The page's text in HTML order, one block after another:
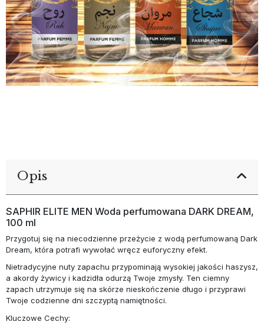
Opis
SAPHIR ELITE MEN Woda perfumowana DARK DREAM,
100 ml
Przygotuj się na niecodzienne przeżycie z wodą perfumowaną Dark
Dream, która potrafi wywołać wręcz euforyczny efekt.
Nietradycyjne nuty zapachu przypominają wysokiej jakości haszysz,
a akordy żywicy i kadzidła odurzą Twoje zmysły. Ten ciemny
zapach utrzymuje się na skórze nieskończenie długo i przyprawi
Twoje codzienne dni szczyptą namiętności.
Kluczowe Cechy: